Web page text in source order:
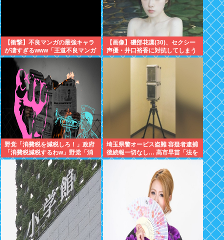
【衝撃】不良マンガの最強キャラ
が凄すぎるwww「王道不良マンガ
の最強キャラTier表」完成す
る！！この最強キャラは…
【画像】磯部花凛(30)、セクシー
声優・井口裕香に対抗してしまう
www
野党「消費税を減税しろ！」政府
「消費税減税するわw」野党「消
費税を減税するな！」
埼玉県警オービス盗難 容疑者逮捕
後続報一切なし… 高市早苗「法を
尊重わよ